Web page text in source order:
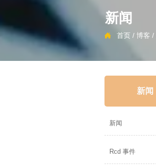
新闻
 首页/ 博客 /
新闻
新闻
Rcd 事件